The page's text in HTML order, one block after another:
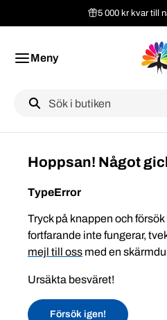
5 000 kr kvar till
Meny
Label
Hoppsan! Något
TypeError
Tryck på knappen och
fortfarande inte fungerar,
mejl till oss med en
Ursäkta besväret!
Försök igen!